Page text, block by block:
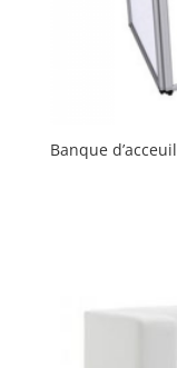
Banque d’acceuil